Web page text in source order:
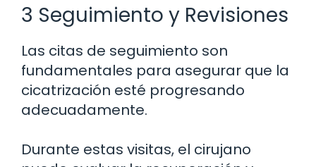
3 Seguimiento y Revisiones
Las citas de seguimiento son
fundamentales para asegurar que la
cicatrización esté progresando
adecuadamente.
Durante estas visitas, el cirujano